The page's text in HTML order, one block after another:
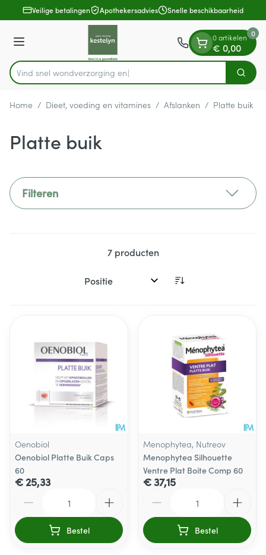
Ga naar de inhoud
1 van 1Veilige betalingen Apothekersadvies Snelle beschikbaarheid
Menu
Product, merk, categorie...
Vind snel wondverzo Zoek
0 artikelen
€ 0,00
0
Home / Dieet, voeding en vitamines / Afslanken / Platte buik
Platte buik
Filteren
7producten
Sorteer op:
Oenobiol
Oenobiol Platte Buik Caps
60
€ 25,33
Bestel
Menophytea, Nutreov
Menophytea Silhouette
Ventre Plat Boite Comp 60
€ 37,15
Bestel